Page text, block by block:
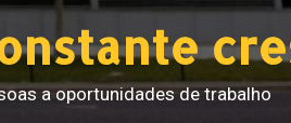
a oportunidades de trabalho